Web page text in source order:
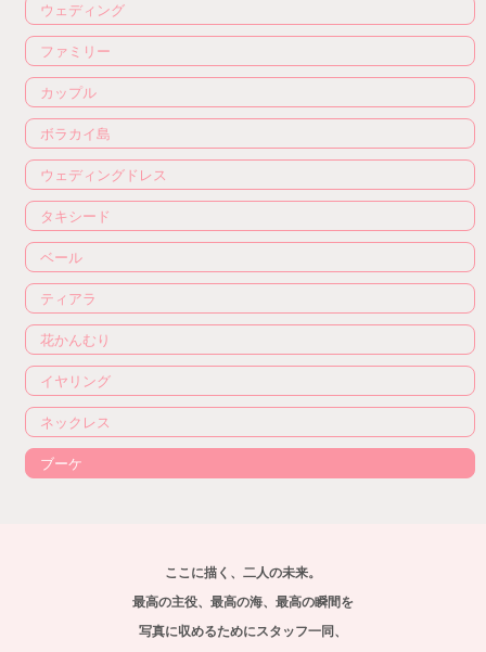
ウェディング
ファミリー
カップル
ボラカイ島
ウェディングドレス
タキシード
ベール
ティアラ
花かんむり
イヤリング
ネックレス
ブーケ
ここに描く、二人の未来。
最高の主役、最高の海、最高の瞬間を
写真に収めるためにスタッフ一同、